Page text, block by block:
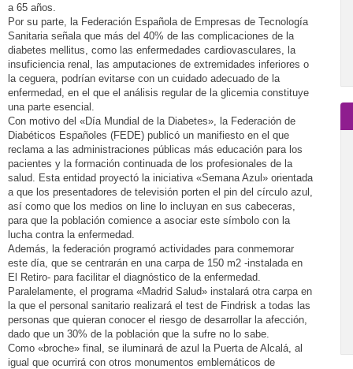
a 65 años.
Por su parte, la Federación Española de Empresas de Tecnología
Sanitaria señala que más del 40% de las complicaciones de la
diabetes mellitus, como las enfermedades cardiovasculares, la
insuficiencia renal, las amputaciones de extremidades inferiores o
la ceguera, podrían evitarse con un cuidado adecuado de la
enfermedad, en el que el análisis regular de la glicemia constituye
una parte esencial.
Con motivo del «Día Mundial de la Diabetes», la Federación de
Diabéticos Españoles (FEDE) publicó un manifiesto en el que
reclama a las administraciones públicas más educación para los
pacientes y la formación continuada de los profesionales de la
salud. Esta entidad proyectó la iniciativa «Semana Azul» orientada
a que los presentadores de televisión porten el pin del círculo azul,
así como que los medios on line lo incluyan en sus cabeceras,
para que la población comience a asociar este símbolo con la
lucha contra la enfermedad.
Además, la federación programó actividades para conmemorar
este día, que se centrarán en una carpa de 150 m2 -instalada en
El Retiro- para facilitar el diagnóstico de la enfermedad.
Paralelamente, el programa «Madrid Salud» instalará otra carpa en
la que el personal sanitario realizará el test de Findrisk a todas las
personas que quieran conocer el riesgo de desarrollar la afección,
dado que un 30% de la población que la sufre no lo sabe.
Como «broche» final, se iluminará de azul la Puerta de Alcalá, al
igual que ocurrirá con otros monumentos emblemáticos de